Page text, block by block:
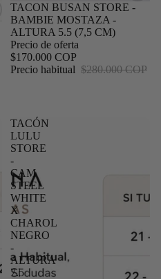
Oferta
TACON BUSAN STORE -
BAMBIE MOSTAZA -
ALTURA 5.5 (7,5 CM)
Precio de oferta
$170.000 COP
Precio habitual $280.000 COP
TACÓN
LULU
STORE
-
CAM
STEEL
WHITE
X
CHAROL
NEGRO
-
ALTURA
7.5